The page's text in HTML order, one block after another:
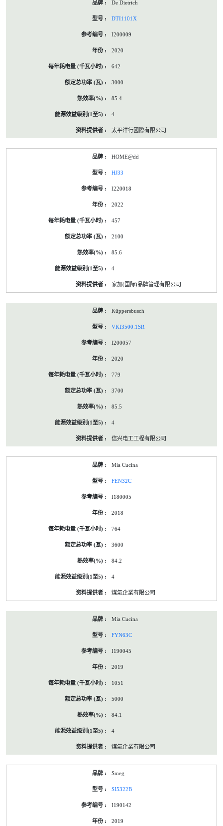
De Dietrich
DTI1101X
I200009
2020
642
3000
85.4
4
太平洋行國際有限公司
HOME@dd
HJ33
I220018
2022
457
2100
85.6
4
家加(国际)品牌管理有限公司
Küppersbusch
VKI3500.1SR
I200057
2020
779
3700
85.5
4
信兴电工工程有限公司
Mia Cucina
FEN32C
I180005
2018
764
3600
84.2
4
煤氣企業有限公司
Mia Cucina
FYN63C
I190045
2019
1051
5000
84.1
4
煤氣企業有限公司
Smeg
SI5322B
I190142
2019